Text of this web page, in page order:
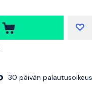
30 päivän palautusoikeus